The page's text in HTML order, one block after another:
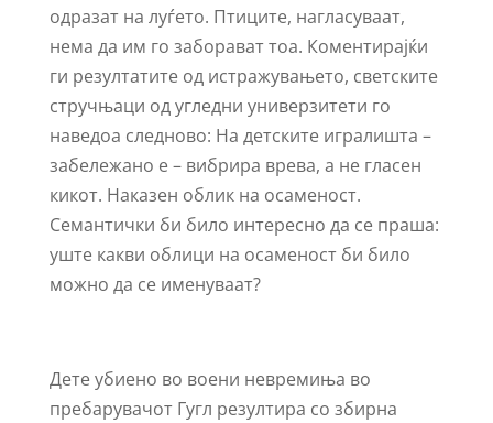
одразат на луѓето. Птиците, нагласуваат,
нема да им го заборават тоа. Коментирајќи
ги резултатите од истражувањето, светските
стручњаци од угледни универзитети го
наведоа следново: На детските игралишта –
забележано е – вибрира врева, а не гласен
кикот. Наказен облик на осаменост.
Семантички би било интересно да се праша:
уште какви облици на осаменост би било
можно да се именуваат?
Дете убиено во воени невремиња во
пребарувачот Гугл резултира со збирна